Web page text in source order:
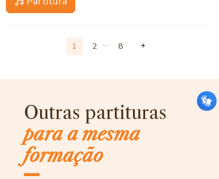
1 2 … 8
Outras partituras
para a mesma
formação